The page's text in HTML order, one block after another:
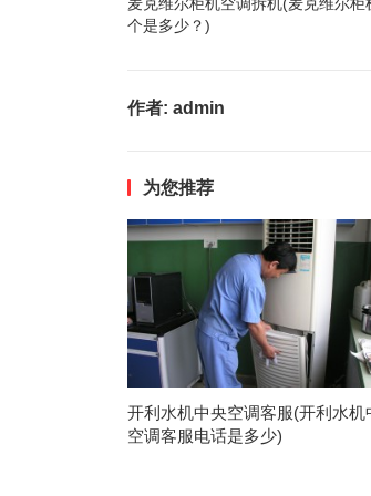
个是多少？)
作者: admin
为您推荐
开利水机中央空调客服(开利水机
空调客服电话是多少)